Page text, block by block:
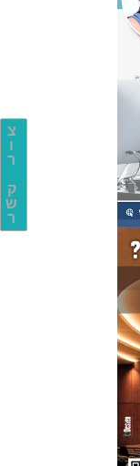
צ
ו
ר
ק
ש
ר